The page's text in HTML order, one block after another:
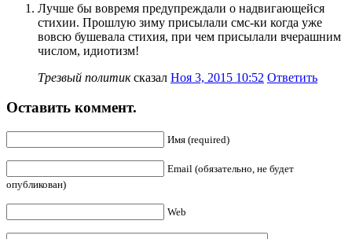
Лучше бы вовремя предупреждали о надвигающейся
стихии. Прошлую зиму присылали смс-ки когда уже
вовсю бушевала стихия, при чем присылали вчерашним
числом, идиотизм!
Трезвый политиксказал Ноя 3, 2015 10:52 Ответить
Оставить коммент.
Имя (required)
Email (обязательно, не будет
опубликован)
Web